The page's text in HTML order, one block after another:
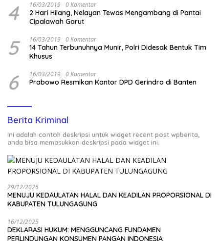
4 16/03/2019 0 Komentar
2 Hari Hilang, Nelayan Tewas Mengambang di Pantai
Cipalawah Garut
5 16/03/2019 0 Komentar
14 Tahun Terbunuhnya Munir, Polri Didesak Bentuk Tim
Khusus
6 16/03/2019 0 Komentar
Prabowo Resmikan Kantor DPD Gerindra di Banten
Berita Kriminal
Ini adalah contoh deskripsi untuk widget recent post wpberita,
anda bisa memasukkan deskripsi pada widget ini.
29/12/2025
MENUJU KEDAULATAN HALAL DAN KEADILAN PROPORSIONAL DI
KABUPATEN TULUNGAGUNG
16/12/2025
DEKLARASI HUKUM: MENGGUNCANG FUNDAMEN
PERLINDUNGAN KONSUMEN PANGAN INDONESIA